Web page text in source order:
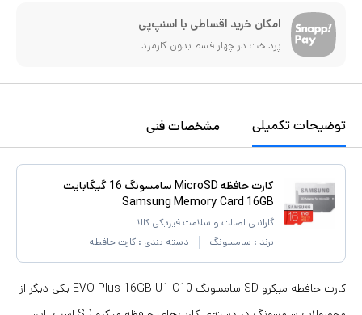
امکان خرید اقساطی با اسنپ‌پی
پرداخت در چهار قسط بدون کارمزد
توضیحات تکمیلی مشخصات فنی
کارت حافظه MicroSD سامسونگ 16 گیگابایت
Samsung Memory Card 16GB
گارانتی اصالت و سلامت فیزیکی کالا
برند : سامسونگ دسته بندی : کارت حافظه
کارت حافظه میکرو SD سامسونگ EVO Plus 16GB U1 C10 یکی دیگر از